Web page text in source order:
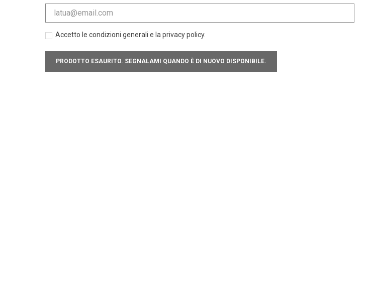
Accetto le condizioni generali e la privacy policy.
PRODOTTO ESAURITO. SEGNALAMI QUANDO È DI NUOVO DISPONIBILE.